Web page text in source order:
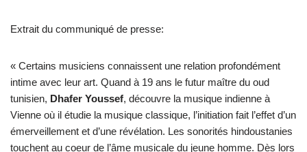
Extrait du communiqué de presse:
« Certains musiciens connaissent une relation profondément
intime avec leur art. Quand à 19 ans le futur maître du oud
tunisien, Dhafer Youssef, découvre la musique indienne à
Vienne où il étudie la musique classique, l’initiation fait l’effet d’un
émerveillement et d’une révélation. Les sonorités hindoustanies
touchent au coeur de l’âme musicale du jeune homme. Dès lors